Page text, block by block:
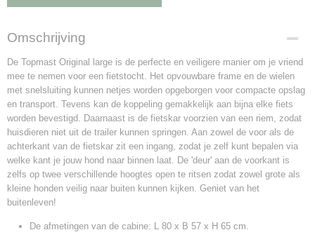
Omschrijving
De Topmast Original large is de perfecte en veiligere manier om je vriend
mee te nemen voor een fietstocht. Het opvouwbare frame en de wielen
met snelsluiting kunnen netjes worden opgeborgen voor compacte opslag
en transport. Tevens kan de koppeling gemakkelijk aan bijna elke fiets
worden bevestigd. Daarnaast is de fietskar voorzien van een riem, zodat
huisdieren niet uit de trailer kunnen springen. Aan zowel de voor als de
achterkant van de fietskar zit een ingang, zodat je zelf kunt bepalen via
welke kant je jouw hond naar binnen laat. De 'deur' aan de voorkant is
zelfs op twee verschillende hoogtes open te ritsen zodat zowel grote als
kleine honden veilig naar buiten kunnen kijken. Geniet van het
buitenleven!
De afmetingen van de cabine: L 80 x B 57 x H 65 cm.